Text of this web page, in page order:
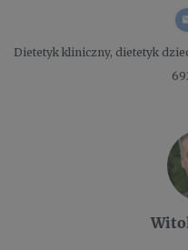
Dietetyk kliniczny, dietetyk